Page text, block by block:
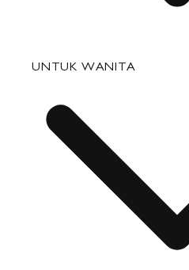
Pengiriman
Pengembalian & Penukaran
UNTUK WANITA